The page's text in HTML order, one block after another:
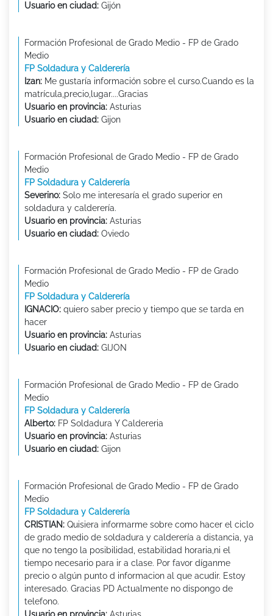
Usuario en ciudad: Gijón
Formación Profesional de Grado Medio - FP de Grado
Medio
FP Soldadura y Calderería
Izan: Me gustaría información sobre el curso.Cuando es la
matrícula,precio,lugar....Gracias
Usuario en provincia: Asturias
Usuario en ciudad: Gijon
Formación Profesional de Grado Medio - FP de Grado
Medio
FP Soldadura y Calderería
Severino: Solo me interesaría el grado superior en
soldadura y calderería.
Usuario en provincia: Asturias
Usuario en ciudad: Oviedo
Formación Profesional de Grado Medio - FP de Grado
Medio
FP Soldadura y Calderería
IGNACIO: quiero saber precio y tiempo que se tarda en
hacer
Usuario en provincia: Asturias
Usuario en ciudad: GIJON
Formación Profesional de Grado Medio - FP de Grado
Medio
FP Soldadura y Calderería
Alberto: FP Soldadura Y Caldereria
Usuario en provincia: Asturias
Usuario en ciudad: Gijon
Formación Profesional de Grado Medio - FP de Grado
Medio
FP Soldadura y Calderería
CRISTIAN: Quisiera informarme sobre como hacer el ciclo
de grado medio de soldadura y calderería a distancia, ya
que no tengo la posibilidad, estabilidad horaria,ni el
tiempo necesario para ir a clase. Por favor díganme
precio o algún punto d informacion al que acudir. Estoy
interesado. Gracias PD Actualmente no dispongo de
telefono.